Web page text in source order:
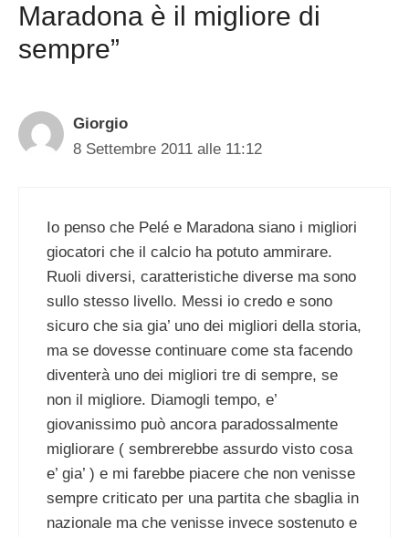
Maradona è il migliore di
sempre”
Giorgio
8 Settembre 2011 alle 11:12
Io penso che Pelé e Maradona siano i migliori
giocatori che il calcio ha potuto ammirare.
Ruoli diversi, caratteristiche diverse ma sono
sullo stesso livello. Messi io credo e sono
sicuro che sia gia’ uno dei migliori della storia,
ma se dovesse continuare come sta facendo
diventerà uno dei migliori tre di sempre, se
non il migliore. Diamogli tempo, e’
giovanissimo può ancora paradossalmente
migliorare ( sembrerebbe assurdo visto cosa
e’ gia’ ) e mi farebbe piacere che non venisse
sempre criticato per una partita che sbaglia in
nazionale ma che venisse invece sostenuto e